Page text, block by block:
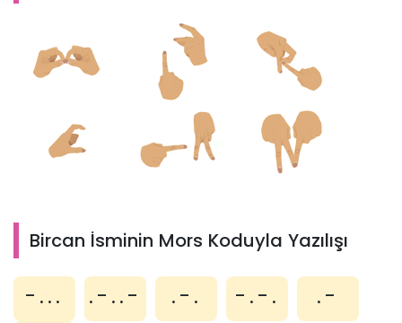
Bircan İsminin Mors Koduyla Yazılışı
-... .-..- .-. -.-.
.-